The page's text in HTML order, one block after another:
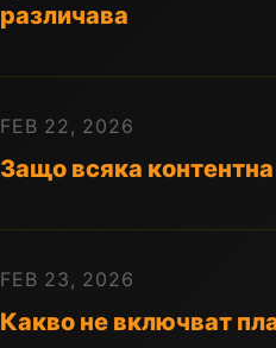
различава
FEB 22, 2026
Защо всяка
FEB 23, 2026
Какво не включват